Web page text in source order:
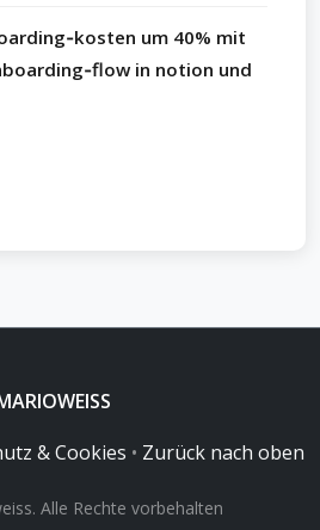
um 40% mit
in notion und
& Cookies • Zurück nach oben
Alle Rechte vorbehalten